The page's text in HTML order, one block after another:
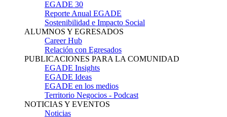
EGADE 30
Reporte Anual EGADE
Sostenibilidad e Impacto Social
ALUMNOS Y EGRESADOS
Career Hub
Relación con Egresados
PUBLICACIONES PARA LA COMUNIDAD
EGADE Insights
EGADE Ideas
EGADE en los medios
Territorio Negocios - Podcast
NOTICIAS Y EVENTOS
Noticias